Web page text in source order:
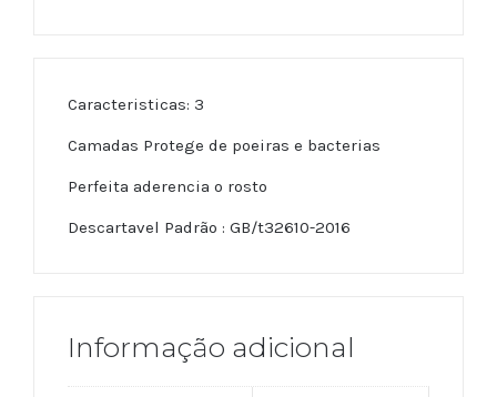
Caracteristicas: 3
Camadas Protege de poeiras e bacterias
Perfeita aderencia o rosto
Descartavel Padrão : GB/t32610-2016
Informação adicional